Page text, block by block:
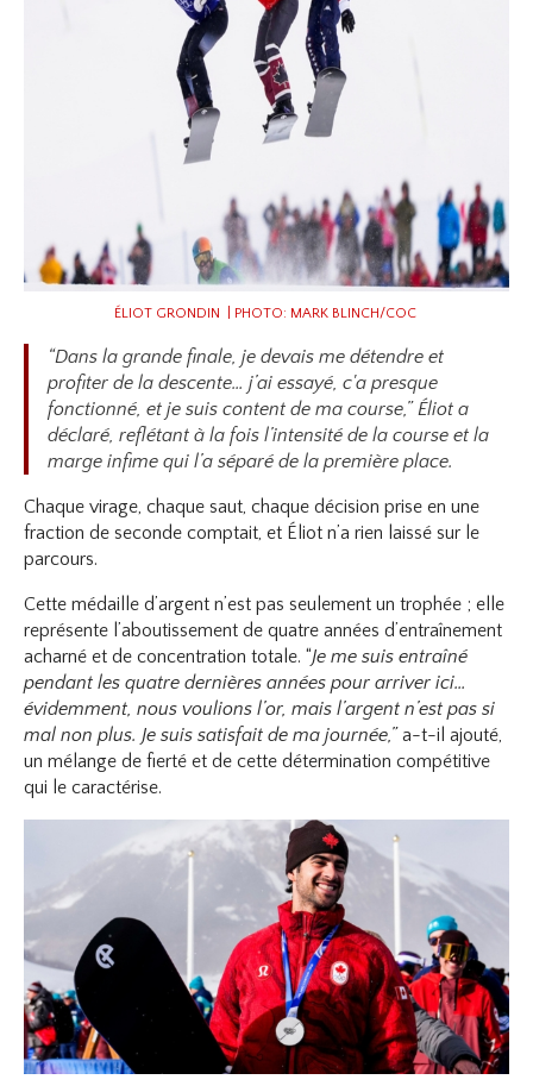
ÉLIOT GRONDIN | PHOTO: MARK BLINCH/COC
“Dans la grande finale, je devais me détendre et
profiter de la descente… j’ai essayé, c'a presque
fonctionné, et je suis content de ma course,”Éliot a
déclaré, reflétant à la fois l’intensité de la course et la
marge infime qui l’a séparé de la première place.
Chaque virage, chaque saut, chaque décision prise en une
fraction de seconde comptait, et Éliot n’a rien laissé sur le
parcours.
Cette médaille d’argent n’est pas seulement un trophée ; elle
représente l’aboutissement de quatre années d’entraînement
acharné et de concentration totale. “Je me suis entraîné
pendant les quatre dernières années pour arriver ici…
évidemment, nous voulions l’or, mais l’argent n’est pas si
mal non plus. Je suis satisfait de ma journée,”a-t-il ajouté,
un mélange de fierté et de cette détermination compétitive
qui le caractérise.